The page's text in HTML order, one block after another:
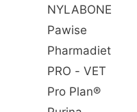
NYLABONE
Pawise
Pharmadiet
PRO - VET
Pro Plan®